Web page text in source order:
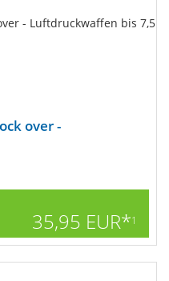
over -
35,95 EUR*1